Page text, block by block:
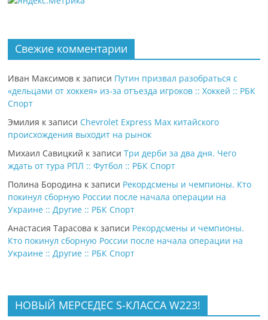
Свежие комментарии
Иван Максимов к записи Путин призвал разобраться с
«дельцами от хоккея» из-за отъезда игроков :: Хоккей :: РБК
Спорт
Эмилия к записи Chevrolet Express Max китайского
происхождения выходит на рынок
Михаил Савицкий к записиТри дерби за два дня. Чего
ждать от тура РПЛ :: Футбол :: РБК Спорт
Полина Бородина к записи Рекордсмены и чемпионы. Кто
покинул сборную России после начала операции на
Украине :: Другие :: РБК Спорт
Анастасия Тарасова к записи Рекордсмены и чемпионы.
Кто покинул сборную России после начала операции на
Украине :: Другие :: РБК Спорт
НОВЫЙ МЕРСЕДЕС S-КЛАССА W223!